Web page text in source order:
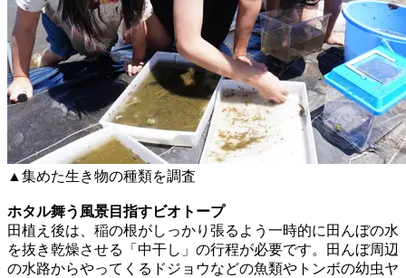
▲集めた生き物の種類を調査
ホタル舞う風景目指すビオトープ
田植え後は、稲の根がしっかり張るよう一時的に田んぼの水
を抜き乾燥させる「中干し」の行程が必要です。田んぼ周辺
の水路からやってくるドジョウなどの魚類やトンボの幼虫ヤ